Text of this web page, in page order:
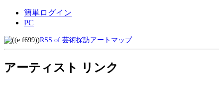
簡単ログイン
PC
RSS of 芸術探訪アートマップ
アーティスト リンク